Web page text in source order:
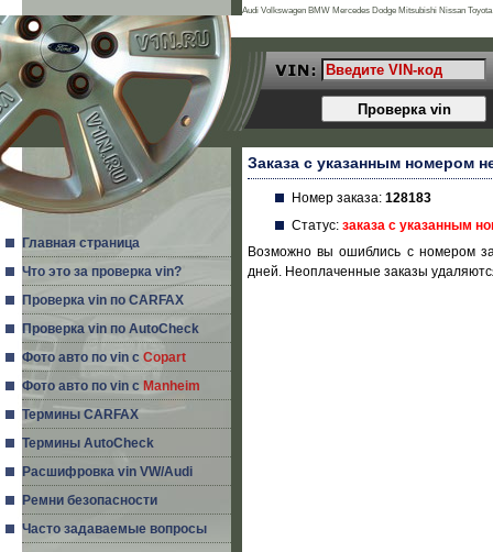
Главная страница
Что это за проверка vin?
Проверка vin по CARFAX
Проверка vin по AutoCheck
Фото авто по vin с Copart
Фото авто по vin с Manheim
Термины CARFAX
Термины AutoCheck
Расшифровка vin VW/Audi
Ремни безопасности
Часто задаваемые вопросы
Заказа с указанным номером
Номер заказа: 128183
Статус: заказа с указанным
Возможно вы ошиблись с номером
дней. Неоплаченные заказы
Audi Volkswagen BMW Mercedes Dodge Mitsubishi Nissan